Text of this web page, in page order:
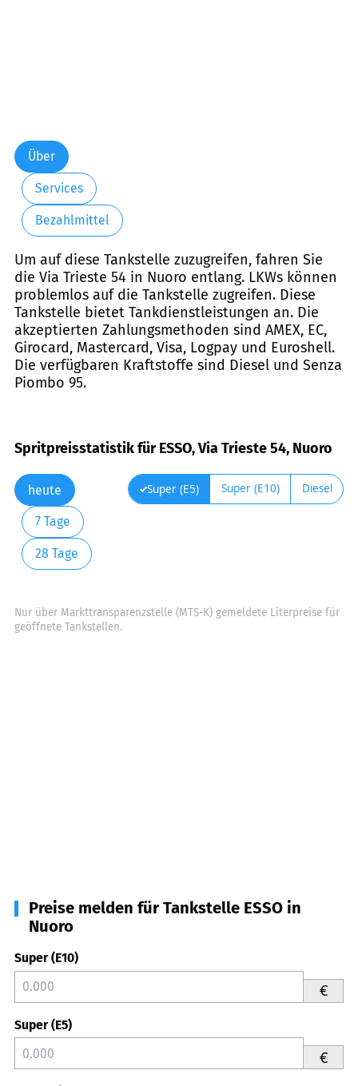
Über
Services
Bezahlmittel
Um auf diese Tankstelle zuzugreifen, fahren Sie
die Via Trieste 54 in Nuoro entlang. LKWs können
problemlos auf die Tankstelle zugreifen. Diese
Tankstelle bietet Tankdienstleistungen an. Die
akzeptierten Zahlungsmethoden sind AMEX, EC,
Girocard, Mastercard, Visa, Logpay und Euroshell.
Die verfügbaren Kraftstoffe sind Diesel und Senza
Piombo 95.
Spritpreisstatistik für ESSO, Via Trieste 54, Nuoro
heute
7 Tage
28 Tage
Super (E5) Super (E10) Diesel
Nur über Markttransparenzstelle (MTS-K) gemeldete Literpreise für
geöffnete Tankstellen.
Preise melden für Tankstelle ESSO in
Nuoro
Super (E10)
€
Super (E5)
€